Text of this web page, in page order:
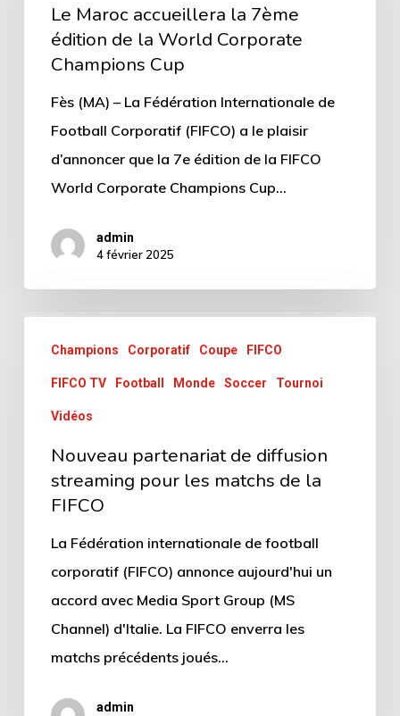
Le Maroc accueillera la 7ème
édition de la World Corporate
Champions Cup
Fès (MA) – La Fédération Internationale de
Football Corporatif (FIFCO) a le plaisir
d’annoncer que la 7e édition de la FIFCO
World Corporate Champions Cup…
admin
4 février 2025
Champions Corporatif Coupe FIFCO
FIFCO TV Football Monde Soccer Tournoi
Vidéos
Nouveau partenariat de diffusion
streaming pour les matchs de la
FIFCO
La Fédération internationale de football
corporatif (FIFCO) annonce aujourd'hui un
accord avec Media Sport Group (MS
Channel) d'Italie. La FIFCO enverra les
matchs précédents joués…
admin